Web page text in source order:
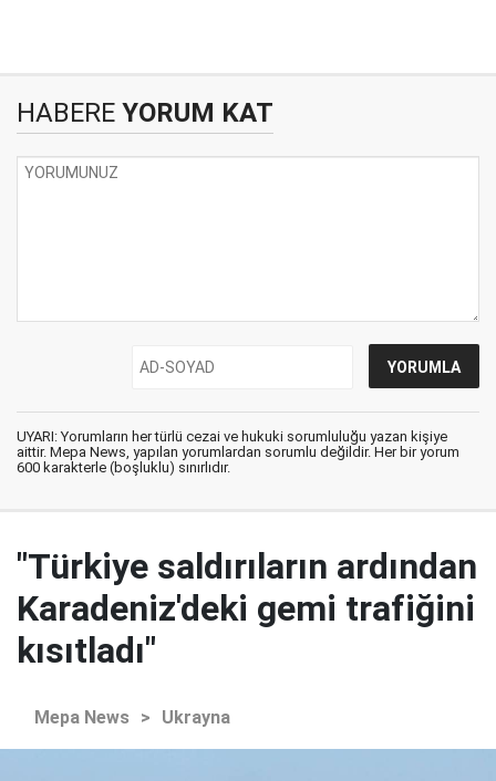
HABERE YORUM KAT
UYARI: Yorumların her türlü cezai ve hukuki sorumluluğu yazan kişiye
aittir. Mepa News, yapılan yorumlardan sorumlu değildir. Her bir yorum
600 karakterle (boşluklu) sınırlıdır.
"Türkiye saldırıların ardından
Karadeniz'deki gemi trafiğini
kısıtladı"
Mepa News > Ukrayna